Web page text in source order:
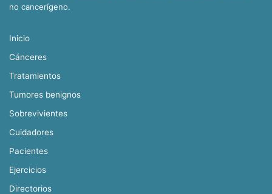
no cancerígeno.
Inicio
Cánceres
Tratamientos
Tumores benignos
Sobrevivientes
Cuidadores
Pacientes
Ejercicios
Directorios